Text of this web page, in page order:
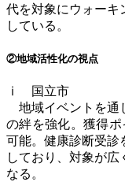
代を対象にウォーキ
している。
②地域活性化の視点
ⅰ 国立市
地域イベントを通
の絆を強化。獲得
可能。健康診断受診
しており、対象が広
なる。